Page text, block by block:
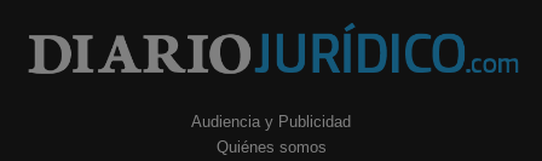
Audiencia y Publicidad
Quiénes somos